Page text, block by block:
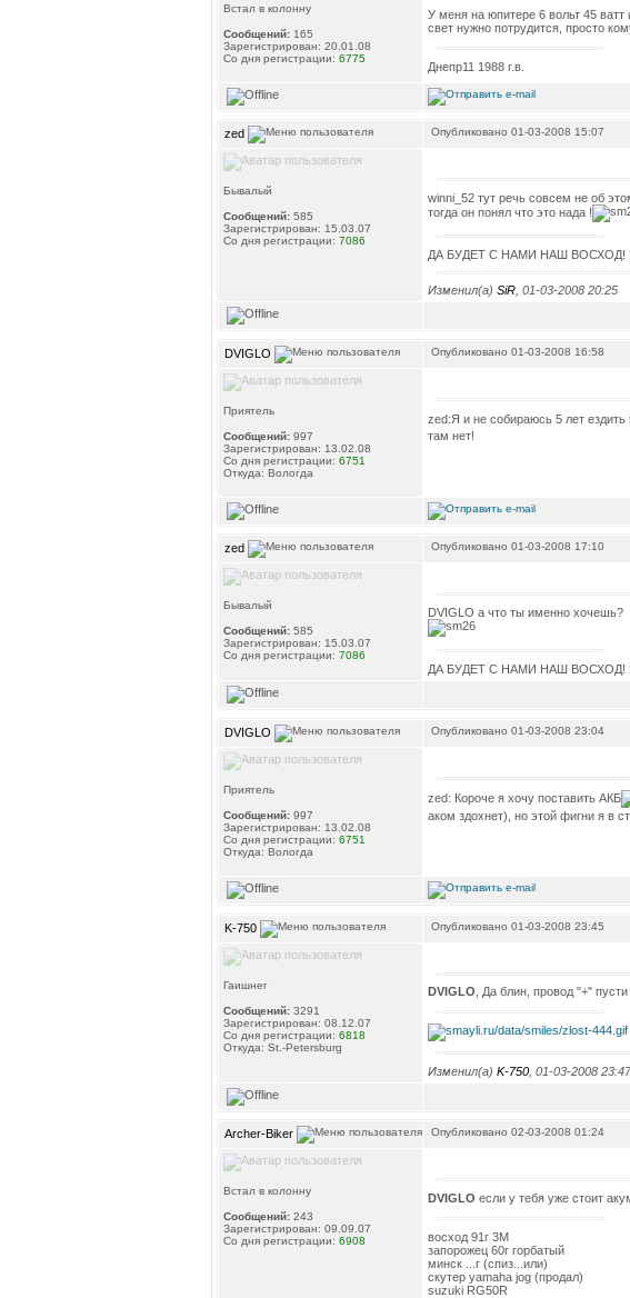
Встал в колонну
Сообщений: 165
Зарегистрирован: 20.01.08
Со дня регистрации: 6775
У меня на юпитере 6 вольт 45
свет нужно потрудится, просто
Днепр11 1988 г.в.
zed Опубликовано 01-03-2008 15:07
Бывалый
Сообщений: 585
Зарегистрирован: 15.03.07
Со дня регистрации: 7086
winni_52 тут речь совсем не об
тогда он понял что это нада !
ДА БУДЕТ С НАМИ НАШ ВОСХОД!
Изменил(а) SiR , 01-03-2008 20:25
DVIGLO Опубликовано 01-03-2008 16:58
Приятель
Сообщений: 997
Зарегистрирован: 13.02.08
Со дня регистрации: 6751
Откуда: Вологда
zed:Я и не собираюсь 5 лет ездить
там нет!
zed Опубликовано 01-03-2008 17:10
Бывалый
Сообщений: 585
Зарегистрирован: 15.03.07
Со дня регистрации: 7086
DVIGLO а что ты именно хочешь?
ДА БУДЕТ С НАМИ НАШ ВОСХОД!
DVIGLO Опубликовано 01-03-2008 23:04
Приятель
Сообщений: 997
Зарегистрирован: 13.02.08
Со дня регистрации: 6751
Откуда: Вологда
zed: Короче я хочу поставить АКБ
аком здохнет), но этой фигни я в
K-750 Опубликовано 01-03-2008 23:45
Гаишнег
Сообщений: 3291
Зарегистрирован: 08.12.07
Со дня регистрации: 6818
Откуда: St.-Petersburg
DVIGLO , Да блин, провод "+"
Изменил(а) K-750 , 01-03-2008 23:47
Archer-Biker Опубликовано 02-03-2008 01:24
Встал в колонну
Сообщений: 243
Зарегистрирован: 09.09.07
Со дня регистрации: 6908
DVIGLO если у тебя уже стоит
восход 91г 3М
запорожец 60г горбатый
минск ...г (спиз...или)
скутер yamaha jog (продал)
suzuki RG50R